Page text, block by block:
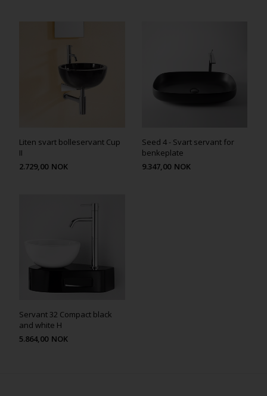
Liten svart bolleservant Cup
II
2.729,00 NOK
Seed 4 - Svart servant for
benkeplate
9.347,00 NOK
Servant 32 Compact black
and white H
5.864,00 NOK